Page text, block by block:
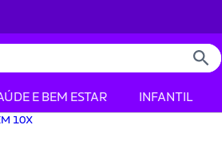
E BEM ESTAR INFANTIL